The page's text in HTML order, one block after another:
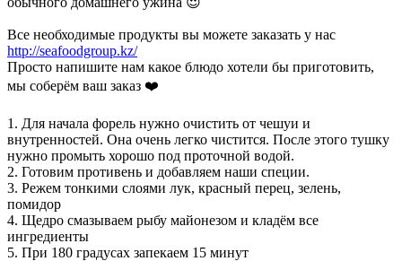
Все необходимые продукты вы можете заказать у нас
http://seafoodgroup.kz/
Просто напишите нам какое блюдо хотели бы приготовить,
мы соберём ваш заказ ❤️
1. Для начала форель нужно очистить от чешуи и
внутренностей. Она очень легко чистится. После этого тушку
нужно промыть хорошо под проточной водой.
2. Готовим противень и добавляем наши специи.
3. Режем тонкими слоями лук, красный перец, зелень,
помидор
4. Щедро смазываем рыбу майонезом и кладём все
ингредиенты
5. При 180 градусах запекаем 15 минут